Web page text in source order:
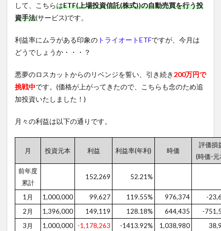
して、こちらはETF(上場投資信託(株式))の自動売買を行う投
資手法(サービス)です。
利益率にムラがある印象の トライオートETFですが、今月は
どうでしょうか・・・？
悪夢のロスカットからのリベンジを誓い、引き続き 200万円で
挑戦中です。(価格が上がってきたので、こちらも念のため追
加投資いたしました！)
月々の利益は以下の通りです。
月 投資元本 利益 利益率(年利) 時価
評価損
(時価-元
前年度
累計
152,269 52.21%
1月 1,000,000 99,627 119.55% 976,374
-
2月
1,396,000 149,119 128.18% 644,435
-
3月
1,000,000 -1,178,263 -1413.92% 1,038,980